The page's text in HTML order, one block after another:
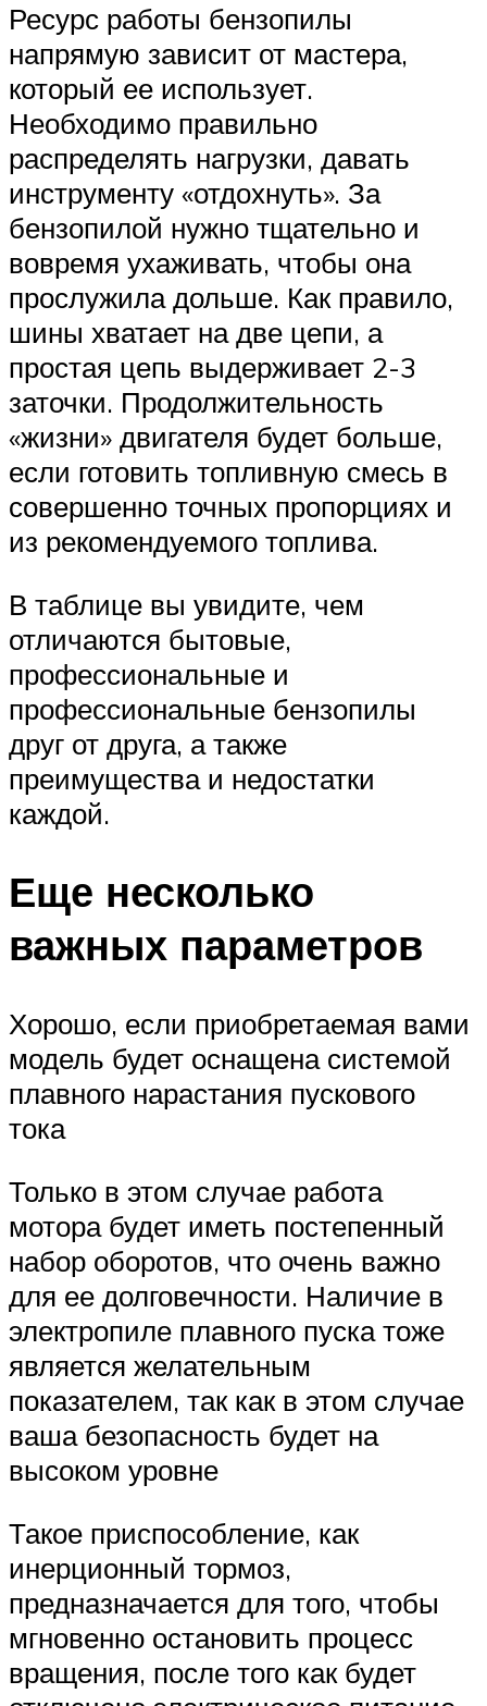
Ресурс работы бензопилы
напрямую зависит от мастера,
который ее использует.
Необходимо правильно
распределять нагрузки, давать
инструменту «отдохнуть». За
бензопилой нужно тщательно и
вовремя ухаживать, чтобы она
прослужила дольше. Как правило,
шины хватает на две цепи, а
простая цепь выдерживает 2-3
заточки. Продолжительность
«жизни» двигателя будет больше,
если готовить топливную смесь в
совершенно точных пропорциях и
из рекомендуемого топлива.
В таблице вы увидите, чем
отличаются бытовые,
профессиональные и
профессиональные бензопилы
друг от друга, а также
преимущества и недостатки
каждой.
Еще несколько
важных параметров
Хорошо, если приобретаемая вами
модель будет оснащена системой
плавного нарастания пускового
тока
Только в этом случае работа
мотора будет иметь постепенный
набор оборотов, что очень важно
для ее долговечности. Наличие в
электропиле плавного пуска тоже
является желательным
показателем, так как в этом случае
ваша безопасность будет на
высоком уровне
Такое приспособление, как
инерционный тормоз,
предназначается для того, чтобы
мгновенно остановить процесс
вращения, после того как будет